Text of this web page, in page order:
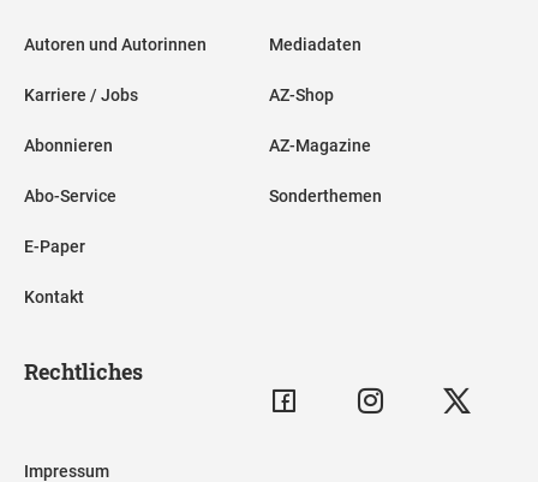
Autoren und Autorinnen
Karriere / Jobs
Abonnieren
Abo-Service
E-Paper
Kontakt
Mediadaten
AZ-Shop
AZ-Magazine
Sonderthemen
Rechtliches
Impressum